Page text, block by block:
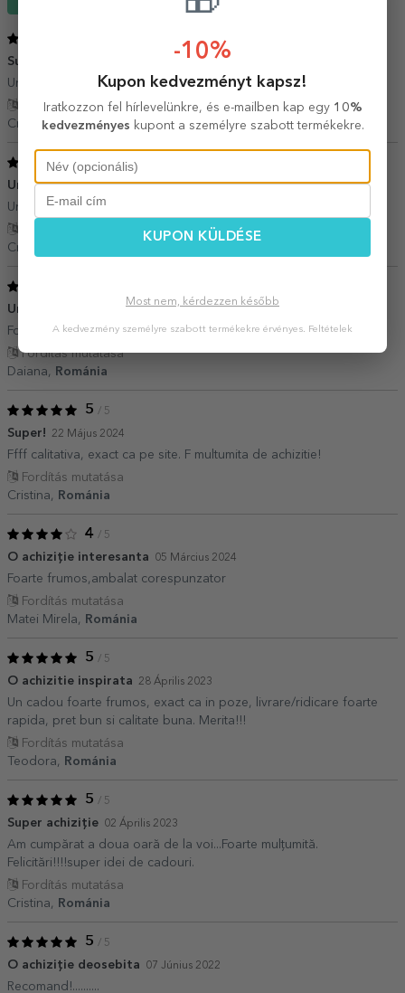
Super achiziție!!!
Un cadou superb de sfârșit de an!!!!
Fordítás mutatása
Cristina,Románia
5/ 5
Un cadou perfect!! 13 Június 2025
Un cadou superb ptr absolvire!!!
Cristina,
Un cadou ideal pentru absolvire 31 Május 2024
Foarte frumos, livrare rapidă. Raport calitate-preț ideal
Fordítás mutatása
Daiana,
Románia
5 / 5
Super! 22 Május 2024
Ffff calitativa, exact ca pe site. F multumita de achizitie!
Fordítás mutatása
Cristina,
Románia
4 / 5
O achiziție interesanta 05 Március 2024
Foarte frumos,ambalat corespunzator
Fordítás mutatása
Matei Mirela,
Románia
5 / 5
O achizitie inspirata 28 Április 2023
Un cadou foarte frumos, exact ca in poze, livrare/ridicare foarte
rapida, pret bun si calitate buna. Merita!!!
Fordítás mutatása
Teodora,
Románia
5 / 5
Super achiziție 02 Április 2023
Am cumpărat a doua oară de la voi...Foarte mulțumită.
Felicitări!!!!super idei de cadouri.
Fordítás mutatása
Cristina,
Románia
5 / 5
O achiziție deosebita 07 Június 2022
Recomand!..........
-10%
Kupon kedvezményt kapsz!
Iratkozzon fel hírlevelünkre, és e-mailben kap egy 10%
kedvezményes kupont a személyre szabott termékekre.
KUPON KÜLDÉSE
Most nem, kérdezzen később
A kedvezmény személyre szabott termékekre érvényes. Feltételek